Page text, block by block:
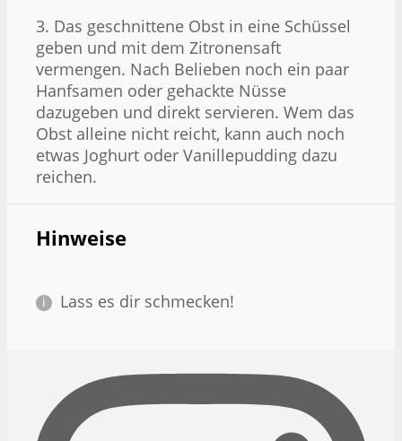
3. Das geschnittene Obst in eine Schüssel
geben und mit dem Zitronensaft
vermengen. Nach Belieben noch ein paar
Hanfsamen oder gehackte Nüsse
dazugeben und direkt servieren. Wem das
Obst alleine nicht reicht, kann auch noch
etwas Joghurt oder Vanillepudding dazu
reichen.
Hinweise
Lass es dir schmecken!